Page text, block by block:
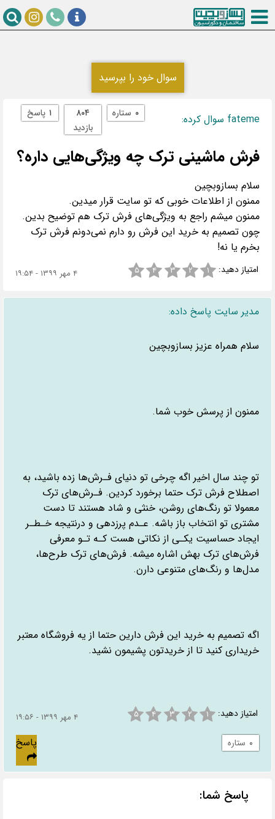
سوال خود را بپرسید
fateme سوال کرده: پاسخ
۸۰۴
بازدید
ستاره
فرش ماشینی ترک چه ویژگی‌هایی داره؟
ممنون میشم راجع به ویژگی‌های فرش ترک هم توضیح بدین.
چون تصمیم به خرید این فرش رو دارم نمی‌دونم فرش ترک
بخرم یا نه!
امتیاز دهید: ۱ ۲ ۳ ۴ ۵
مدیر سایت پاسخ داده:
سلام همراه عزیز بسازوبچین
ممنون از پرسش خوب شما.
تو چند سال اخیر اگه چرخی تو دنیای فـرش‌ها زده باشید، به
اصطلاح فرش ترک حتما برخورد کردین. فـرش‌های ترک
معمولا تو رنگ‌های روشن، خنثی و شاد هستند تا دست
مشتری تو انتخاب باز باشه. عـدم پرزدهی و درنتیجه خـطـر
ایجاد حساسیت یکـی از نکاتی هست کـه تـو معرفی
فرش‌های ترک بهش اشاره میشه. فرش‌های ترک طرح‌ها،
مدل‌ها و رنگ‌های متنوعی دارن.
اگه تصمیم به خرید این فرش دارین حتما از یه فروشگاه معتبر
خریداری کنید تا از خریدتون پشیمون نشید.
امتیاز دهید: ۱ ۲ ۳ ۴ ۵
ستاره پاسخ
پاسخ شما: